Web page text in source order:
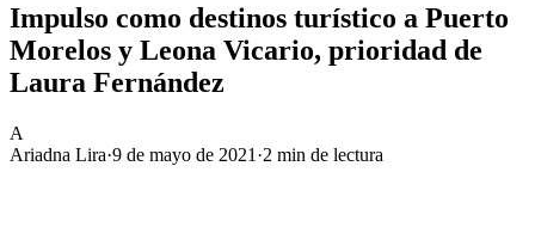
Impulso como destinos turístico a Puerto
Morelos y Leona Vicario, prioridad de
Laura Fernández
A
Ariadna Lira·9 de mayo de 2021 ·2 min de lectura